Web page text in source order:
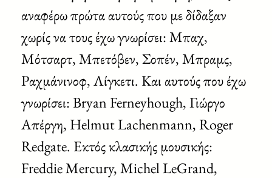
αναφέρω πρώτα αυτούς που με δίδαξαν
χωρίς να τους έχω γνωρίσει: Μπαχ,
Μότσαρτ, Μπετόβεν, Σοπέν, Μπραμς,
Ραχμάνινοφ, Λίγκετι. Και αυτούς που έχω
γνωρίσει: Bryan Ferneyhough, Γιώργο
Απέργη, Helmut Lachenmann, Roger
Redgate. Εκτός κλασικής μουσικής:
Freddie Mercury, Michel LeGrand,